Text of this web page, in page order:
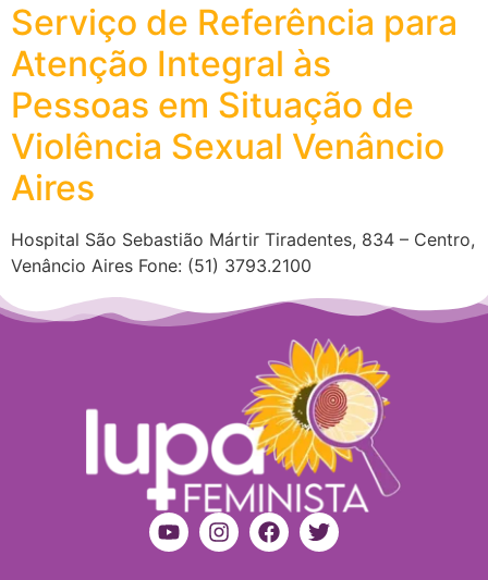
Serviço de Referência para
Atenção Integral às
Pessoas em Situação de
Violência Sexual Venâncio
Aires
Hospital São Sebastião Mártir Tiradentes, 834 – Centro,
Venâncio Aires Fone: (51) 3793.2100